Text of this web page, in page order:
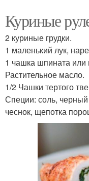
Куриные
2 куриные грудки.
1 маленький лук,
1 чашка шпината или
Растительное масло.
1/2 Чашки тертого
Специи: соль,
чеснок, щепотка